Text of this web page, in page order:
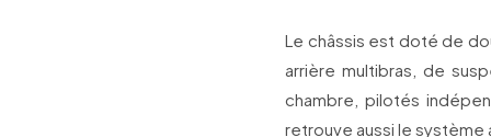
Le châssis est doté de
arrière multibras, de
chambre, pilotés
retrouve aussi le système